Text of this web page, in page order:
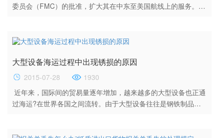
委员会（FMC）的批准，扩大其在中东至美国航线上的服务。该
影响力，也不会导致竞争的明显下降。 2014年7月份，世界上最
盟协议。该条协议允许两家公司在亚欧航线上共享船舶资源。...
大型设备海运过程中出现锈损的原因
2015-07-28
1930
近年来，国际间的贸易量逐年增加，越来越多的大型设备也正通
过海运?在世界各国之间流转。由于大型设备往往是钢铁制品，